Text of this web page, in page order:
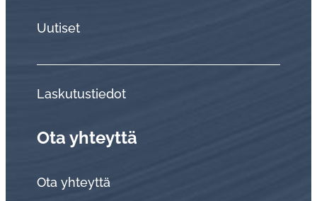
Uutiset
Laskutustiedot
Ota yhteyttä
Ota yhteyttä